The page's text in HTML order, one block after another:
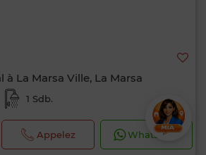
La Marsa Ville, La Marsa
1 Sdb.
Appelez WhatsApp